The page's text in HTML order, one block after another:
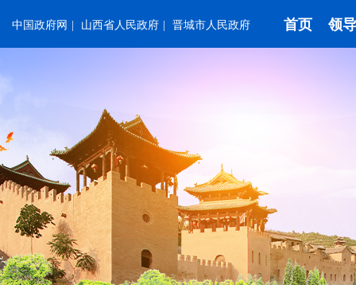
中国政府网 山西省人民政府 晋城市人民政府 首页 领